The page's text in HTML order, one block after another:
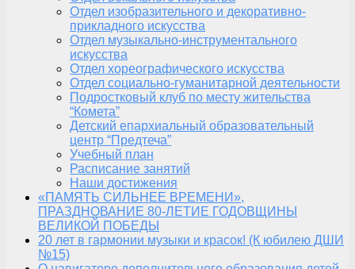
Отдел изобразительного и декоративно-
прикладного искусства
Отдел музыкально-инструментального
искусства
Отдел хореографического искусства
Отдел социально-гуманитарной деятельности
Подростковый клуб по месту жительства
“Комета”
Детский епархиальный образовательный
центр “Предтеча”
Учебный план
Расписание занятий
Наши достижения
«ПАМЯТЬ СИЛЬНЕЕ ВРЕМЕНИ»,
ПРАЗДНОВАНИЕ 80-ЛЕТИЕ ГОДОВЩИНЫ
ВЕЛИКОЙ ПОБЕДЫ
20 лет в гармонии музыки и красок! (К юбилею ДШИ
№15)